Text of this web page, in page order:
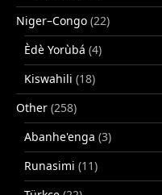
Niger–Congo (22)
Èdè Yorùbá (4)
Kiswahili (18)
Other (258)
Abanhe'enga (3)
Runasimi (11)